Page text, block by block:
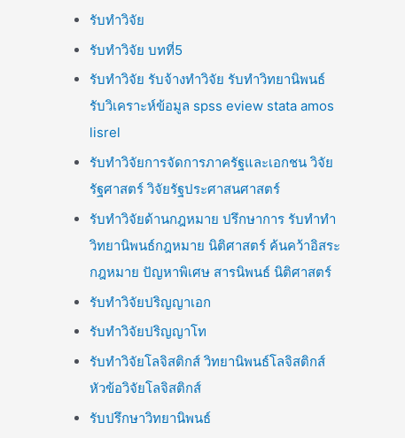
รับทำวิจัย
รับทำวิจัย บทที่5
รับทำวิจัย รับจ้างทำวิจัย รับทำวิทยานิพนธ์
รับวิเคราะห์ข้อมูล spss eview stata amos
lisrel
รับทำวิจัยการจัดการภาครัฐและเอกชน วิจัย
รัฐศาสตร์ วิจัยรัฐประศาสนศาสตร์
รับทำวิจัยด้านกฎหมาย ปรึกษาการ รับทำทำ
วิทยานิพนธ์กฎหมาย นิติศาสตร์ ค้นคว้าอิสระ
กฎหมาย ปัญหาพิเศษ สารนิพนธ์ นิติศาสตร์
รับทำวิจัยปริญญาเอก
รับทำวิจัยปริญญาโท
รับทำวิจัยโลจิสติกส์ วิทยานิพนธ์โลจิสติกส์
หัวข้อวิจัยโลจิสติกส์
รับปรึกษาวิทยานิพนธ์